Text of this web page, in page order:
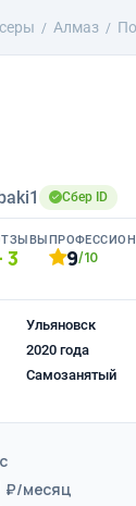
Алмаз
Сбер ID
3 9/10
Ульяновск
2020 года
Самозанятый
₽/месяц